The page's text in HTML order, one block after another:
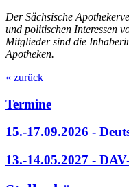
Der Sächsische
und politischen Interessen
Mitglieder sind die
Apotheken.
« zurück
Termine
15.-17.09.2026 -
13.-14.05.2027 -